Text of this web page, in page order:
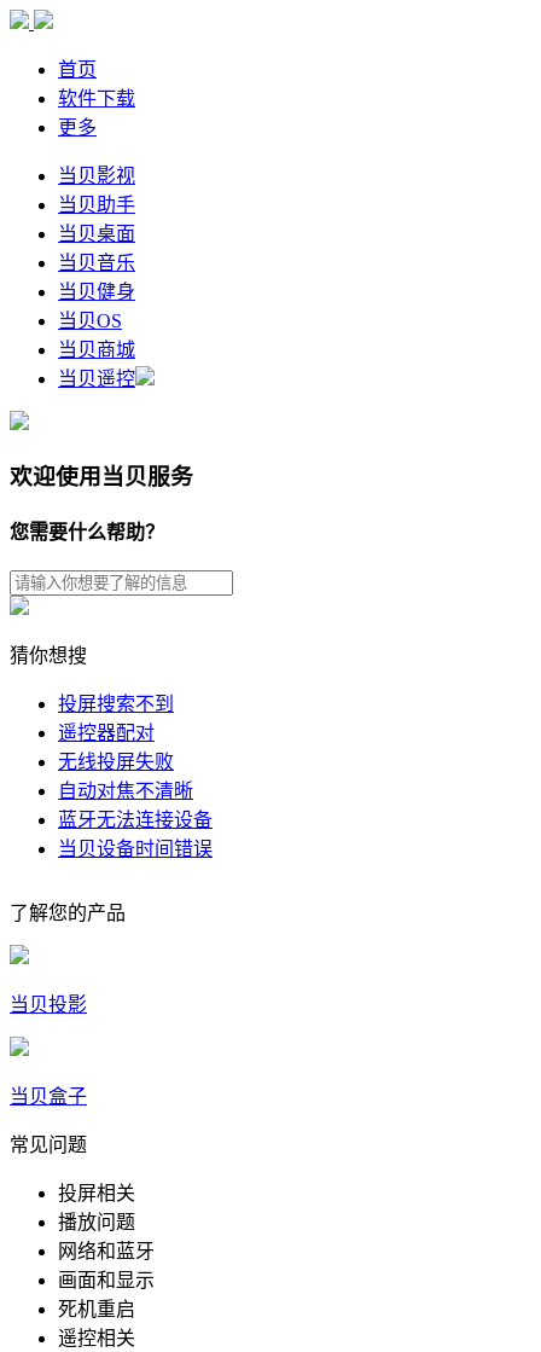
首页
软件下载
更多
当贝影视
当贝助手
当贝桌面
当贝音乐
当贝健身
当贝OS
当贝商城
当贝遥控
欢迎使用当贝服务
您需要什么帮助？
猜你想搜
投屏搜索不到
遥控器配对
无线投屏失败
自动对焦不清晰
蓝牙无法连接设备
当贝设备时间错误
了解您的产品
当贝投影
当贝盒子
常见问题
投屏相关
播放问题
网络和蓝牙
画面和显示
死机重启
遥控相关